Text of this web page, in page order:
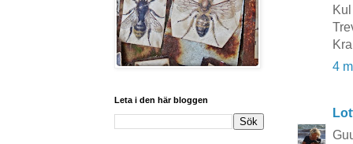
4
Leta i den här bloggen